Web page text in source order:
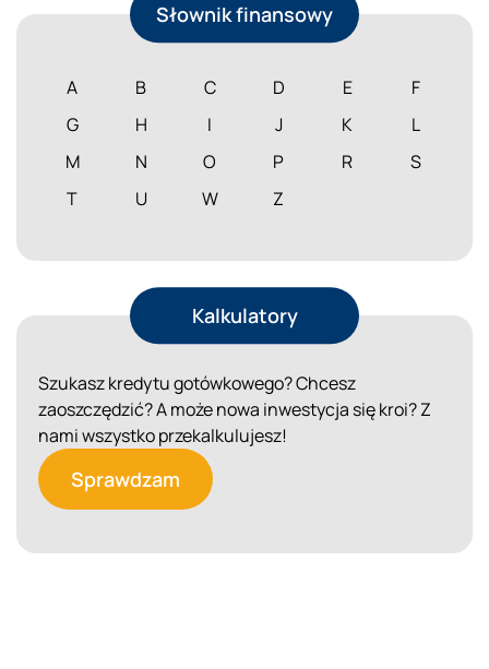
Słownik finansowy
A B C D E
F
G
H I J K
L
M
N O P R
S
T
U W Z
Kalkulatory
Szukasz kredytu gotówkowego? Chcesz
zaoszczędzić? A może nowa inwestycja się kroi? Z
nami wszystko przekalkulujesz!
Sprawdzam